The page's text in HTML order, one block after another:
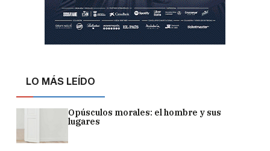
LO MÁS LEÍDO
Opúsculos morales: el hombre y sus
lugares